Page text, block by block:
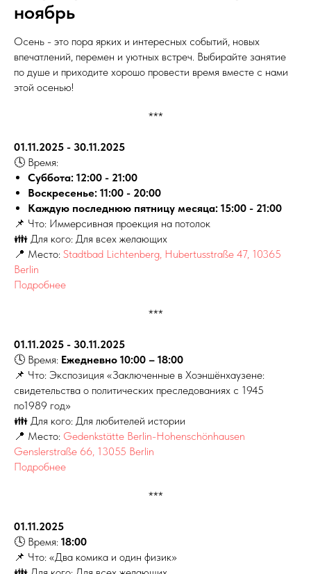
ноябрь
Осень - это пора ярких и интересных событий, новых
впечатлений, перемен и уютных встреч. Выбирайте занятие
по душе и приходите хорошо провести время вместе с нами
этой осенью!
***
01.11.2025 - 30.11.2025
🕓 Время:
Суббота: 12:00 - 21:00
Воскресенье: 11:00 - 20:00
Каждую последнюю пятницу месяца: 15:00 - 21:00
📌 Что: Иммерсивная проекция на потолок
👪 Для кого: Для всех желающих
📍 Место: Stadtbad Lichtenberg, Hubertusstraße 47, 10365
Berlin
Подробнее
***
01.11.2025 - 30.11.2025
🕓 Время: Ежедневно 10:00 – 18:00
📌 Что: Экспозиция «Заключенные в Хоэншёнхаузене:
свидетельства о политических преследованиях с 1945
по1989 год»
👪 Для кого: Для любителей истории
📍 Место: Gedenkstätte Berlin-Hohenschönhausen
Genslerstraße 66, 13055 Berlin
Подробнее
***
01.11.2025
🕓 Время: 18:00
📌 Что: «Два комика и один физик»